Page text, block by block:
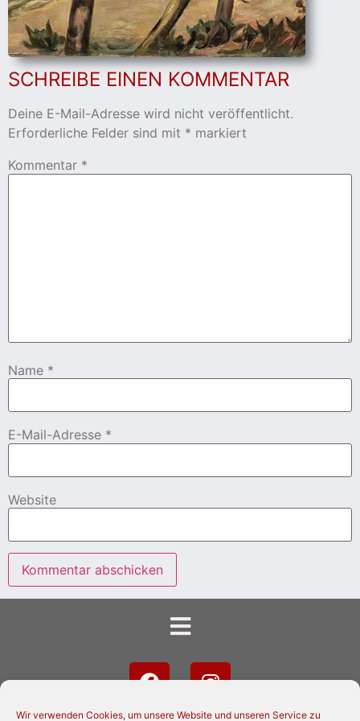
Wir verwenden Cookies, um unsere Website und unseren Service zu
SCHREIBE EINEN KOMMENTAR
Deine E-Mail-Adresse wird nicht veröffentlicht.
Erforderliche Felder sind mit * markiert
Kommentar *
Name *
E-Mail-Adresse *
Website